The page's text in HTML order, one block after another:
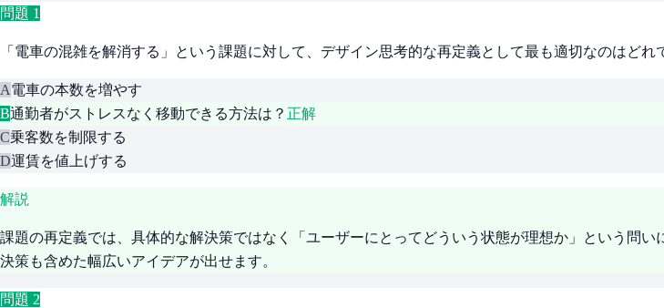
問題 1
「電車の混雑を解消する」という課題に対して、デザイン思考的な再定義として最も適切なのはどれ
A電車の本数を増やす
B通勤者がストレスなく移動できる方法は？ 正解
C乗客数を制限する
D運賃を値上げする
解説
課題の再定義では、具体的な解決策ではなく「ユーザーにとってどういう状態が理想か」という問
決策も含めた幅広いアイデアが出せます。
問題 2